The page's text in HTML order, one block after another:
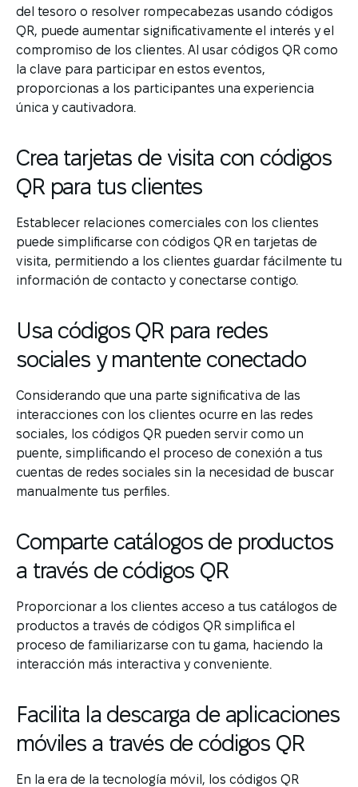
del tesoro o resolver rompecabezas usando códigos
QR, puede aumentar significativamente el interés y el
compromiso de los clientes. Al usar códigos QR como
la clave para participar en estos eventos,
proporcionas a los participantes una experiencia
única y cautivadora.
Crea tarjetas de visita con códigos
QR para tus clientes
Establecer relaciones comerciales con los clientes
puede simplificarse con códigos QR en tarjetas de
visita, permitiendo a los clientes guardar fácilmente tu
información de contacto y conectarse contigo.
Usa códigos QR para redes
sociales y mantente conectado
Considerando que una parte significativa de las
interacciones con los clientes ocurre en las redes
sociales, los códigos QR pueden servir como un
puente, simplificando el proceso de conexión a tus
cuentas de redes sociales sin la necesidad de buscar
manualmente tus perfiles.
Comparte catálogos de productos
a través de códigos QR
Proporcionar a los clientes acceso a tus catálogos de
productos a través de códigos QR simplifica el
proceso de familiarizarse con tu gama, haciendo la
interacción más interactiva y conveniente.
Facilita la descarga de aplicaciones
móviles a través de códigos QR
En la era de la tecnología móvil, los códigos QR